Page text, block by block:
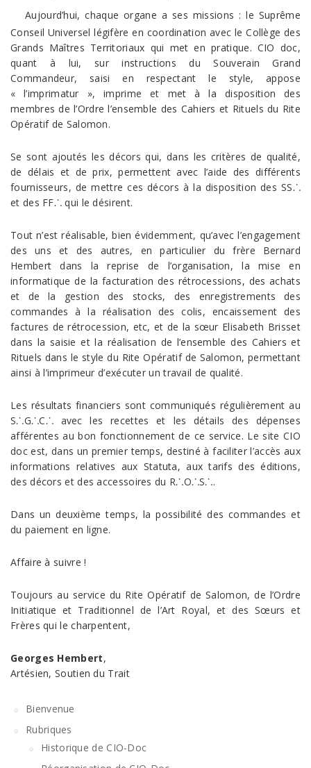
Aujourd’hui, chaque organe a ses missions : le Suprême
Conseil Universel légifère en coordination avec le Collège des
Grands Maîtres Territoriaux qui met en pratique. CIO doc,
quant à lui, sur instructions du Souverain Grand
Commandeur, saisi en respectant le style, appose
« l’imprimatur », imprime et met à la disposition des
membres de l’Ordre l’ensemble des Cahiers et Rituels du Rite
Opératif de Salomon.
Se sont ajoutés les décors qui, dans les critères de qualité,
de délais et de prix, permettent avec l’aide des différents
fournisseurs, de mettre ces décors à la disposition des SS⸫
et des FF⸫ qui le désirent.
Tout n’est réalisable, bien évidemment, qu’avec l’engagement
des uns et des autres, en particulier du frère Bernard
Hembert dans la reprise de l’organisation, la mise en
informatique de la facturation des rétrocessions, des achats
et de la gestion des stocks, des enregistrements des
commandes à la réalisation des colis, encaissement des
factures de rétrocession, etc, et de la sœur Elisabeth Brisset
dans la saisie et la réalisation de l’ensemble des Cahiers et
Rituels dans le style du Rite Opératif de Salomon, permettant
ainsi à l’imprimeur d’exécuter un travail de qualité.
Les résultats financiers sont communiqués régulièrement au
S⸫G⸫C⸫ avec les recettes et les détails des dépenses
afférentes au bon fonctionnement de ce service. Le site CIO
doc est, dans un premier temps, destiné à faciliter l’accès aux
informations relatives aux Statuta, aux tarifs des éditions,
des décors et des accessoires du R⸫O⸫S⸫.
Dans un deuxième temps, la possibilité des commandes et
du paiement en ligne.
Affaire à suivre !
Toujours au service du Rite Opératif de Salomon, de l’Ordre
Initiatique et Traditionnel de l’Art Royal, et des Sœurs et
Frères qui le charpentent,
Georges Hembert,
Artésien, Soutien du Trait
Bienvenue
Rubriques
Historique de CIO-Doc